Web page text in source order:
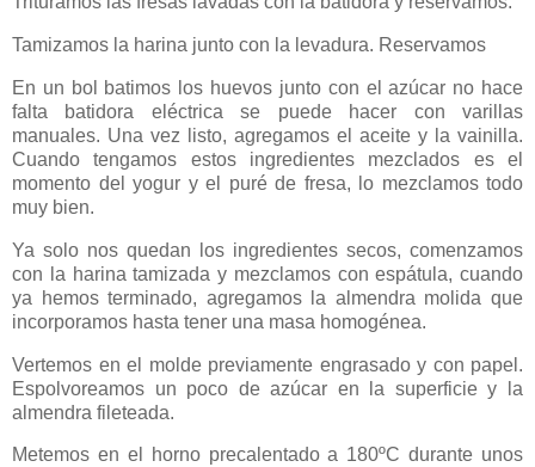
Tamizamos la harina junto con la levadura. Reservamos
En un bol batimos los huevos junto con el azúcar no hace
falta batidora eléctrica se puede hacer con varillas
manuales. Una vez listo, agregamos el aceite y la vainilla.
Cuando tengamos estos ingredientes mezclados es el
momento del yogur y el puré de fresa, lo mezclamos todo
muy bien.
Ya solo nos quedan los ingredientes secos, comenzamos
con la harina tamizada y mezclamos con espátula, cuando
ya hemos terminado, agregamos la almendra molida que
incorporamos hasta tener una masa homogénea.
Vertemos en el molde previamente engrasado y con papel.
Espolvoreamos un poco de azúcar en la superficie y la
almendra fileteada.
Metemos en el horno precalentado a 180ºC durante unos